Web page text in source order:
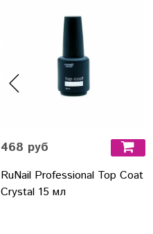
468 руб
RuNail Professional Top Coat
Crystal 15 мл